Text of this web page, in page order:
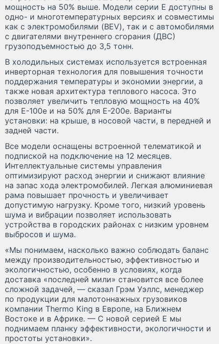
мощность на 50% выше. Модели серии E доступны в
одно- и многотемпературных версиях и совместимы
как с электромобилями (BEV), так и с автомобилями
с двигателями внутреннего сгорания (ДВС)
грузоподъемностью до 3,5 тонн.
В холодильных системах используется встроенная
инверторная технология для повышения точности
поддержания температуры и экономии энергии, а
также новая архитектура теплового насоса. Это
позволяет увеличить тепловую мощность на 40%
для E-100e и на 50% для E-200e. Варианты
установки: на крыше, в носовой части, в передней и
задней части.
Все модели оснащены встроенной телематикой и
подпиской на подключение на 12 месяцев.
Интеллектуальные системы управления
оптимизируют расход энергии и снижают влияние
на запас хода электромобилей. Легкая алюминиевая
рама повышает прочность и увеличивает
допустимую нагрузку. Кроме того, низкий уровень
шума и вибрации позволяет использовать
устройства в городских районах с низким уровнем
выбросов и шума.
«Мы понимаем, насколько важно соблюдать баланс
между производительностью, эффективностью и
экологичностью, особенно в условиях, когда
доставка «последней мили» становится все более
сложной задачей, — сказал Грэм Уэллс, менеджер
по продукции для малотоннажных грузовиков
компании Thermo King в Европе, на Ближнем
Востоке и в Африке. — С новой серией E мы
поднимаем планку эффективности, экологичности и
простоты установки».